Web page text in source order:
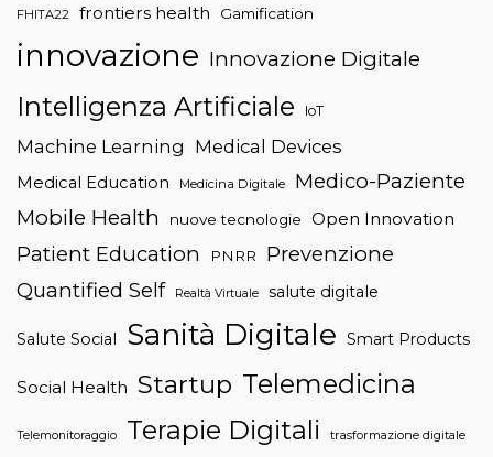
FHITA22 frontiers health Gamification
innovazione Innovazione Digitale
Intelligenza Artificiale IoT
Machine Learning Medical Devices
Medical Education Medicina Digitale
Medico-Paziente
Mobile Health
nuove tecnologie Open Innovation
Patient Education PNRR
Prevenzione
Quantified Self
Realtà Virtuale salute digitale
Salute Social Sanità Digitale Smart Products
Social Health Startup Telemedicina
Telemonitoraggio Terapie Digitali trasformazione digitale